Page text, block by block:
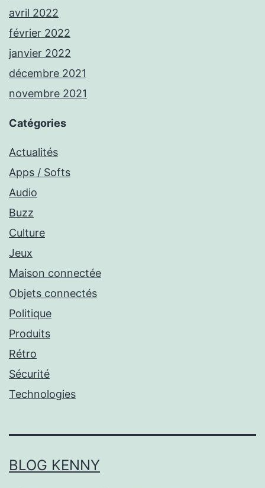
avril 2022
février 2022
janvier 2022
décembre 2021
novembre 2021
Catégories
Actualités
Apps / Softs
Audio
Buzz
Culture
Jeux
Maison connectée
Objets connectés
Politique
Produits
Rétro
Sécurité
Technologies
BLOG KENNY